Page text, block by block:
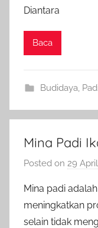
Diantara
Baca
Budidaya Padi
Mina Padi
Posted on 29
Mina padi
meningkatkan
selain tidak